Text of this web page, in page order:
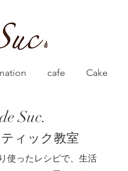
cafe Cake
使ったレシピで、生活
ィック教室
Suc.